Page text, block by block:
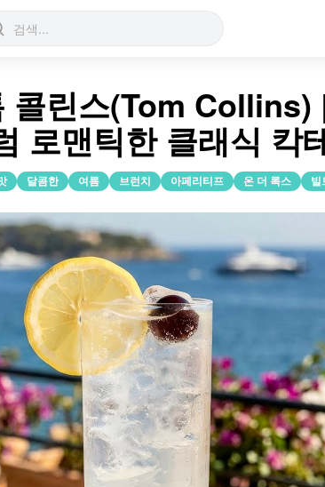
콜린스(Tom Collins)
로맨틱한 클래식 칵
달콤한 여름 브런치 아페리티프 온 더 록스 빌